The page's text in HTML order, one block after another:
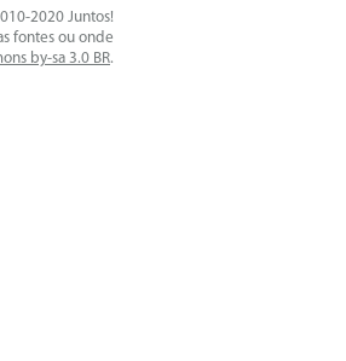
2020 Juntos!
fontes ou onde
by-sa 3.0 BR.